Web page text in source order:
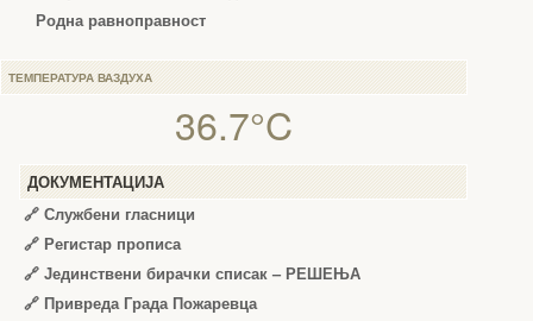
Родна равноправност
ТЕМПЕРАТУРА ВАЗДУХА
36.7°C
ДОКУМЕНТАЦИЈА
🔗 Службени гласници
🔗 Регистар прописа
🔗 Јединствени бирачки списак – РЕШЕЊА
🔗 Привреда Града Пожаревца